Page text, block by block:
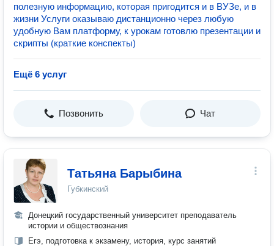
полезную информацию, которая пригодится и в ВУЗе, и в
жизни Услуги оказываю дистанционно через любую
удобную Вам платформу, к урокам готовлю презентации и
скрипты (краткие конспекты)
Ещё 6 услуг
Позвонить Чат
Татьяна Барыбина
Губкинский
Донецкий государственный университет преподаватель
истории и обществознания
Егэ, подготовка к экзамену, история, курс занятий